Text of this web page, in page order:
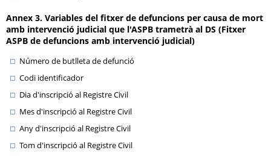
Annex 3. Variables del fitxer de defuncions per causa de mort
amb intervenció judicial que l'ASPB trametrà al DS (Fitxer
ASPB de defuncions amb intervenció judicial)
Número de butlleta de defunció
Codi identificador
Dia d'inscripció al Registre Civil
Mes d'inscripció al Registre Civil
Any d'inscripció al Registre Civil
Tom d'inscripció al Registre Civil